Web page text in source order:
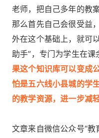
老师，把自己多年的教
那么首先自己会很受益
外在这个基础上，就可
助手”，专门为学生在课
果这个知识库可以变成
怕是五六线小县城的学
的教学资源，进一步减
文章来自微信公众号“教